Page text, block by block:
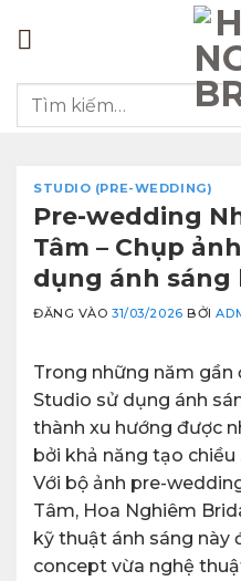
dung
Tìm
STUDIO (PRE-WEDDING)
Pre-wedding
Tâm – Chụp
dụng ánh
ĐĂNG VÀO31/03/2026 BỞI
Trong những năm gần
Studio sử dụng ánh
thành xu hướng được
bởi khả năng tạo
Với bộ ảnh pre-
Tâm, Hoa Nghiêm
kỹ thuật ánh sáng này
concept vừa nghệ